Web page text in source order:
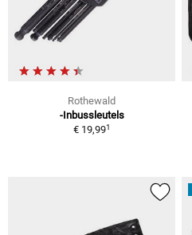
Rothewald
-Inbussleutels
€ 19,991